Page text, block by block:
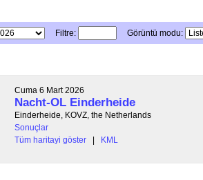
Filtre: Görüntü modu:
Cuma 6 Mart 2026
Nacht-OL Einderheide
Einderheide, KOVZ, the Netherlands
Sonuçlar
Tüm haritayi göster
| KML